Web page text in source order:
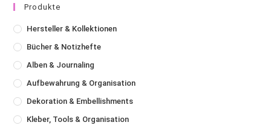
Produkte
Hersteller & Kollektionen
Bücher & Notizhefte
Alben & Journaling
Aufbewahrung & Organisation
Dekoration & Embellishments
Kleber, Tools & Organisation